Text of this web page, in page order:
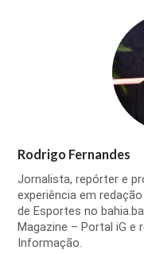
Rodrigo Fernandes
Jornalista, repórter e
experiência em
de Esportes no
Magazine – Portal iG e
Informação.